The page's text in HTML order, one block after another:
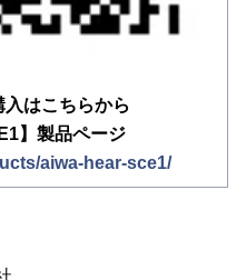
はこちらから
】製品ページ
aiwa-hear-sce1/